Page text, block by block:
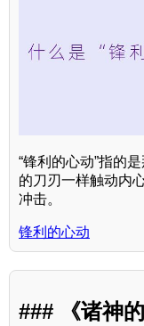
“锋利的心动”指的
的刀刃一样触动内
冲击。
锋利的心动
### 《诸神